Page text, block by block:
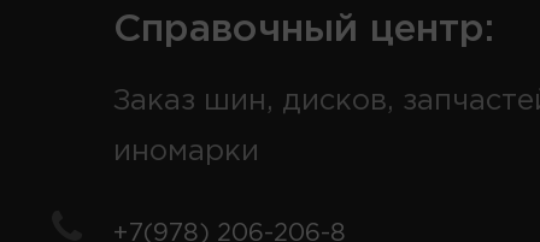
Справочный центр:
Заказ шин, дисков,
иномарки
+7(978) 206-206-8